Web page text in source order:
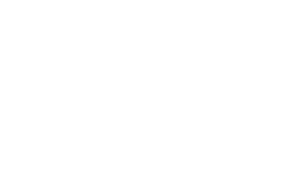
Zukunft für